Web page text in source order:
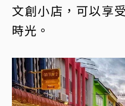
文創小店，可以享
時光。